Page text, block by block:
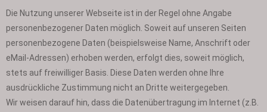
Die Nutzung unserer Webseite ist in der Regel ohne Angabe
personenbezogener Daten möglich. Soweit auf unseren Seiten
personenbezogene Daten (beispielsweise Name, Anschrift oder
eMail-Adressen) erhoben werden, erfolgt dies, soweit möglich,
stets auf freiwilliger Basis. Diese Daten werden ohne Ihre
ausdrückliche Zustimmung nicht an Dritte weitergegeben.
Wir weisen darauf hin, dass die Datenübertragung im Internet (z.B.